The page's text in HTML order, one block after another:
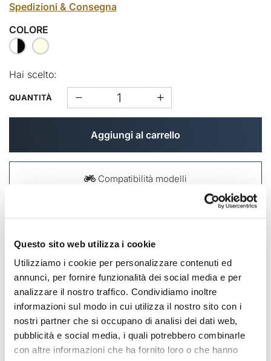
Questo sito web utilizza i cookie
Utilizziamo i cookie per personalizzare contenuti ed
annunci, per fornire funzionalità dei social media e per
analizzare il nostro traffico. Condividiamo inoltre
informazioni sul modo in cui utilizza il nostro sito con i
nostri partner che si occupano di analisi dei dati web,
pubblicità e social media, i quali potrebbero combinarle
con altre informazioni che ha fornito loro o che hanno
Spedizioni & Consegna
COLORE
Hai scelto:
QUANTITÀ
Aggiungi al carrello
Compatibilità modelli
DESCRIZIONE
I due fianchetti: sono stampati in ABS, vengono forniti
verniciati, completi di staffe di fissaggio viteria e
antivibranti, si montano in pochi minuti.
NB: fianchetti per il Kit Fuoriluogo o per costruire la
tua special, non si montano con la sella originale